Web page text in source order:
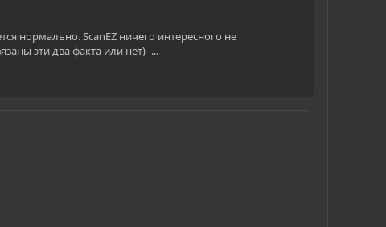
нормально. ScanEZ ничего интересного не
эти два факта или нет) -...